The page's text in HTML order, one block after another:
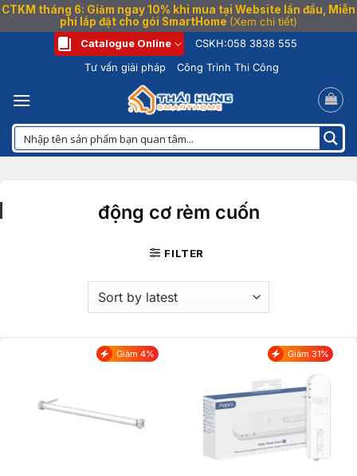
CTKM tháng 6: Giảm ngay 10% khi mua tại Website lần đầu, Miễn
phí lắp đặt cho gói SmartHome (Xem chi tiết)
dung
Catalogue Online CSKH:058 3838 555
Tư vấn giải pháp
Công Trình Thi Công
động cơ rèm cuốn
FILTER
Giảm 4% Giảm 31%